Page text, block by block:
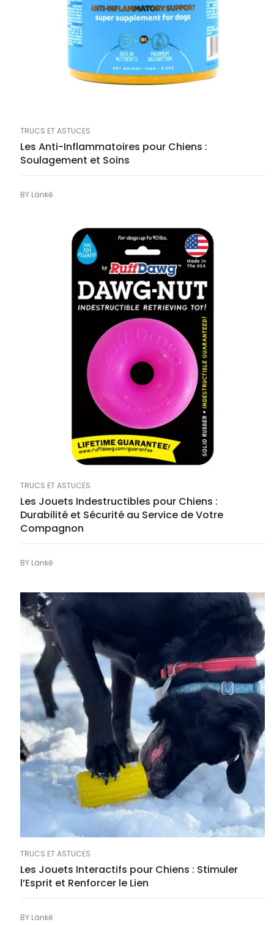
TRUCS ET ASTUCES
Les Anti-Inflammatoires pour Chiens :
Soulagement et Soins
BY Länkē
TRUCS ET ASTUCES
Les Jouets Indestructibles pour Chiens :
Durabilité et Sécurité au Service de Votre
Compagnon
BY Länkē
TRUCS ET ASTUCES
Les Jouets Interactifs pour Chiens : Stimuler
l’Esprit et Renforcer le Lien
BY Länkē